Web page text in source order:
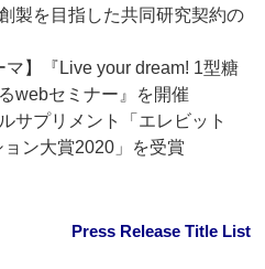
製を目指した共同研究契約の
マ】『Live your dream! 1型糖
webセミナー』を開催
サプリメント「エレビット
ン大賞2020」を受賞
Press Release Title List